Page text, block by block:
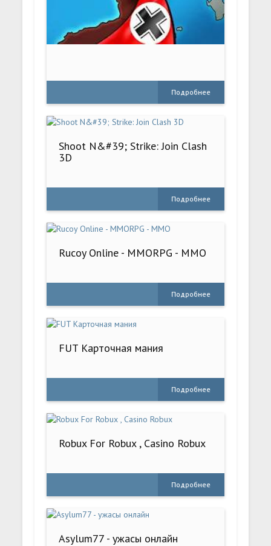
Подробнее
Shoot N&#39; Strike: Join Clash
3D
Подробнее
Rucoy Online - MMORPG - MMO
Подробнее
FUT Карточная мания
Подробнее
Robux For Robux , Casino Robux
Подробнее
Asylum77 - ужасы онлайн